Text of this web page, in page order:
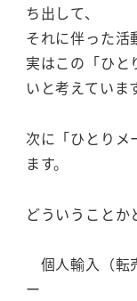
ち出して、
それに伴った活
実はこの「ひと
いと考えていま
次に「ひとりメ
ます。
どういうことか
個人輸入（転
ー